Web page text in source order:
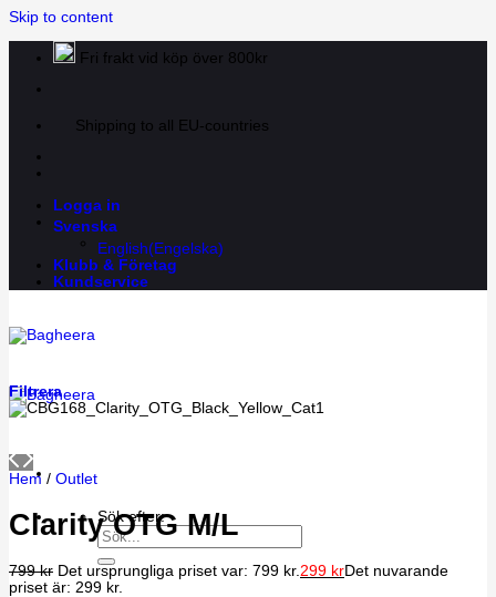
Skip to content
Fri frakt vid köp över 800kr
Shipping to all EU-countries
Logga in
Svenska
English(Engelska)
Klubb & Företag
Kundservice
Sök efter:
Filtrera
Hem / Outlet
Clarity OTG M/L
799kr Det ursprungliga priset var: 799 kr.299 krDet nuvarande
priset är: 299 kr.